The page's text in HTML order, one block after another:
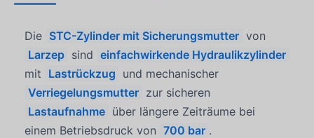
Die STC-Zylinder mit Sicherungsmutter von
Larzep sind einfachwirkende Hydraulikzylinder
mit Lastrückzug und mechanischer
Verriegelungsmutter zur sicheren
Lastaufnahme über längere Zeiträume bei
einem Betriebsdruck von 700 bar .